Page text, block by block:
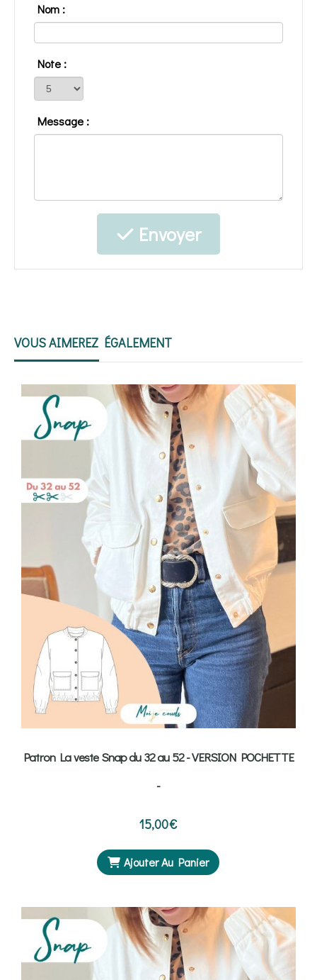
Nom :
Note :
Message :
Envoyer
VOUS AIMEREZ ÉGALEMENT
Patron La veste Snap du 32 au 52 - VERSION POCHETTE
-
15,00€
Ajouter Au Panier